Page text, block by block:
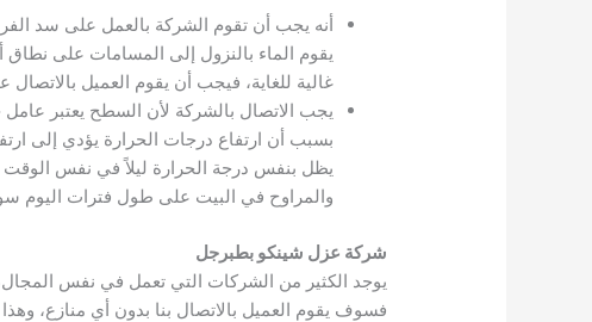
أنه يجب أن تقوم الشركة بالعمل على سد
يقوم الماء بالنزول إلى المسامات على
غالية للغاية، فيجب أن يقوم العميل
يجب الاتصال بالشركة لأن السطح يعتبر
بسبب أن ارتفاع درجات الحرارة يؤدي إلى
يظل بنفس درجة الحرارة ليلاً في نفس الوقت
والمراوح في البيت على طول فترات اليوم
شركة عزل شينكو بطبرجل
يوجد الكثير من الشركات التي تعمل في نفس
فسوف يقوم العميل بالاتصال بنا بدون أي منازع،